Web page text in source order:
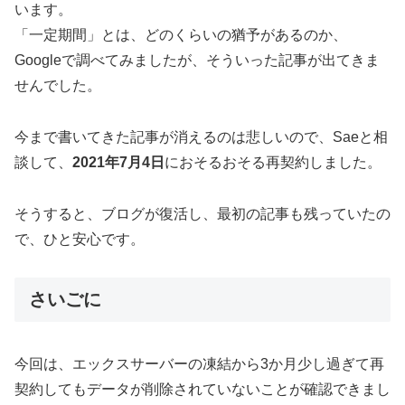
います。
「一定期間」とは、どのくらいの猶予があるのか、
Googleで調べてみましたが、そういった記事が出てきま
せんでした。
今まで書いてきた記事が消えるのは悲しいので、Saeと相
談して、 2021年7月4日 におそるおそる再契約しました。
そうすると、ブログが復活し、最初の記事も残っていたの
で、ひと安心です。
さいごに
今回は、エックスサーバーの凍結から3か月少し過ぎて再
契約してもデータが削除されていないことが確認できまし